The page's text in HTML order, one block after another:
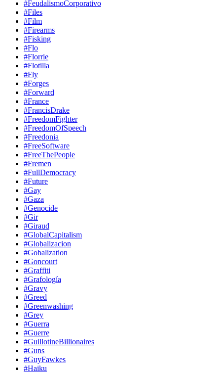
#FeudalismoCorporativo
#Files
#Film
#Firearms
#Fisking
#Flo
#Florrie
#Flotilla
#Fly
#Forges
#Forward
#France
#FrancisDrake
#FreedomFighter
#FreedomOfSpeech
#Freedonia
#FreeSoftware
#FreeThePeople
#Fremen
#FullDemocracy
#Future
#Gay
#Gaza
#Genocide
#Gir
#Giraud
#GlobalCapitalism
#Globalizacion
#Gobalization
#Goncourt
#Graffiti
#Grafología
#Gravy
#Greed
#Greenwashing
#Grey
#Guerra
#Guerre
#GuillotineBillionaires
#Guns
#GuyFawkes
#Haiku